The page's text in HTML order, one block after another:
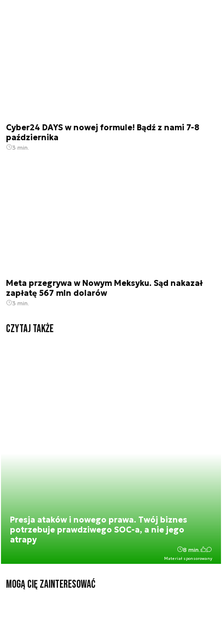
Cyber24 DAYS w nowej formule! Bądź z nami 7-8
października
3 min.
Meta przegrywa w Nowym Meksyku. Sąd nakazał
zapłatę 567 mln dolarów
3 min.
Czytaj także
Presja ataków i nowego prawa. Twój biznes
potrzebuje prawdziwego SOC-a, a nie jego
atrapy
Materiał sponsorowany
8 min.
Mogą Cię zainteresować